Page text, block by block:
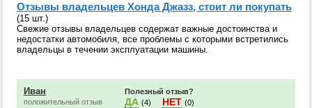
Отзывы владельцев Хонда Джазз, стоит ли покупать
(15 шт.)
Свежие отзывы владельцев содержат важные достоинства и
недостатки автомобиля, все проблемы с которыми встретились
владельцы в течении эксплуатации машины.
Иван
положительный отзыв
Полезный отзыв?
ДА (4) НЕТ (0)